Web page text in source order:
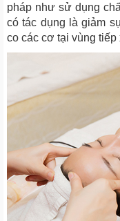
pháp như sử dụng
có tác dụng là giảm
co các cơ tại vùng tiếp